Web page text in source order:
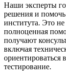
Наши эксперты
решения и
института. Это
полноценная
получают
включая
ориентироваться
тестирование.